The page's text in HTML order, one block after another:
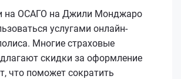
на ОСАГО на Джили Монджаро
услугами онлайн-
Многие страховые
скидки за оформление
что поможет сократить